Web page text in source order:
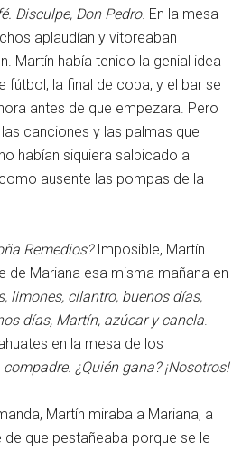
Disculpe, Don Pedro. En la mesa
aplaudían y vitoreaban
Martín había tenido la genial idea
fútbol, la final de copa, y el bar se
antes de que empezara. Pero
canciones y las palmas que
habían siquiera salpicado a
ausente las pompas de la
Remedios? Imposible, Martín
de Mariana esa misma mañana en
limones, cilantro, buenos días,
días, Martín, azúcar y canela.
en la mesa de los
compadre. ¿Quién gana? ¡Nosotros!
Martín miraba a Mariana, a
que pestañeaba porque se le